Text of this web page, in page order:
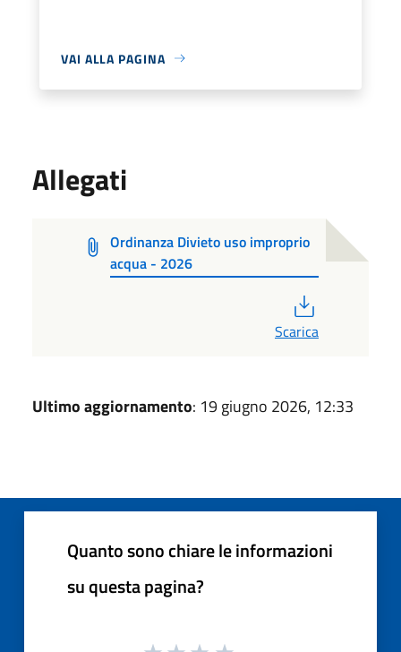
VAI ALLA PAGINA
Allegati
Ordinanza Divieto uso improprio
acqua - 2026
Scarica
Ultimo aggiornamento: 19 giugno 2026, 12:33
Quanto sono chiare le informazioni
su questa pagina?